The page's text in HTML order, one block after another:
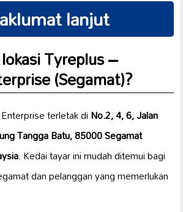
lanjut
Tyreplus –
(Segamat)?
terletak diNo.2, 4, 6, Jalan
Tangga Batu, 85000 Segamat
. Kedai tayar ini mudah ditemui bagi
dan pelanggan yang memerlukan